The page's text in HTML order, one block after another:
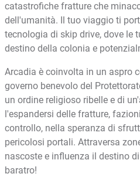
catastrofiche fratture che
dell'umanità. Il tuo viaggio ti
tecnologia di skip drive, dove le
destino della colonia e
Arcadia è coinvolta in un aspro
governo benevolo del
un ordine religioso ribelle e di
l'espandersi delle fratture,
controllo, nella speranza di
pericolosi portali. Attraversa
nascoste e influenza il destino
baratro!